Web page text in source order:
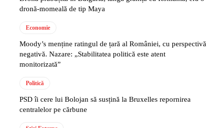
dronă-momeală de tip Maya
Economie
Moody’s menține ratingul de țară al României, cu perspectivă
negativă. Nazare: „Stabilitatea politică este atent
monitorizată”
Politică
PSD îi cere lui Bolojan să susțină la Bruxelles repornirea
centralelor pe cărbune